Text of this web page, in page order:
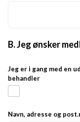
B. Jeg ønsker
Jeg er i gang med en
behandler
Navn, adresse og